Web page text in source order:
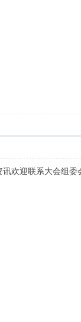
欢迎联系大会组委